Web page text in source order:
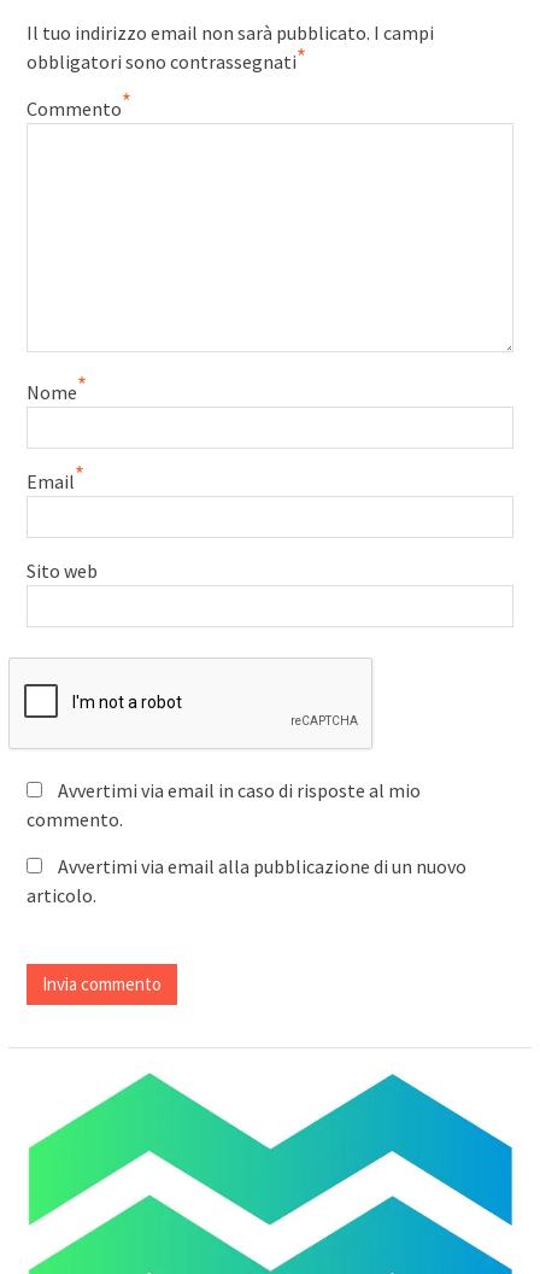
Il tuo indirizzo email non sarà pubblicato. I campi
obbligatori sono contrassegnati*
Commento*
Nome*
Email*
Sito web
Avvertimi via email in caso di risposte al mio
commento.
Avvertimi via email alla pubblicazione di un nuovo
articolo.